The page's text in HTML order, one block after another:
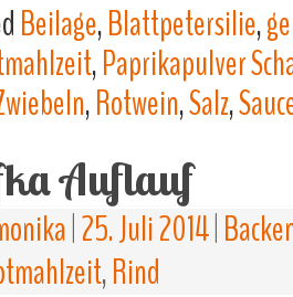
Beilage,Blattpetersilie,
,Paprikapulver
,Rotwein,Salz,
Auflauf
25. Juli 2014
,Rind